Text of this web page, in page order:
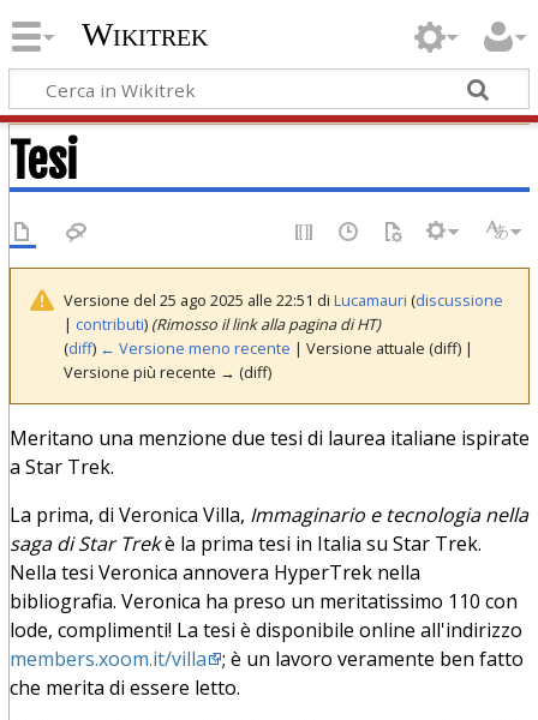
Wikitrek
Tesi
Versione del 25 ago 2025 alle 22:51 di Lucamauri (discussione
| contributi) (Rimosso il link alla pagina di HT)
(diff) ← Versione meno recente | Versione attuale (diff) |
Versione più recente → (diff)
Meritano una menzione due tesi di laurea italiane ispirate
a Star Trek.
La prima, di Veronica Villa, Immaginario e tecnologia nella
saga di Star Trekè la prima tesi in Italia su Star Trek.
Nella tesi Veronica annovera HyperTrek nella
bibliografia. Veronica ha preso un meritatissimo 110 con
lode, complimenti! La tesi è disponibile online all'indirizzo
members.xoom.it/villa
; è un lavoro veramente ben fatto
che merita di essere letto.